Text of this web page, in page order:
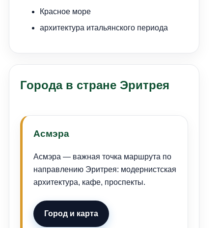
Красное море
архитектура итальянского периода
Города в стране Эритрея
Асмэра
Асмэра — важная точка маршрута по
направлению Эритрея: модернистская
архитектура, кафе, проспекты.
Город и карта